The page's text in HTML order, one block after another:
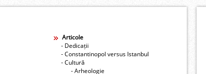
Articole
- Dedicații
- Constantinopol versus Istanbul
- Cultură
- Arheologie